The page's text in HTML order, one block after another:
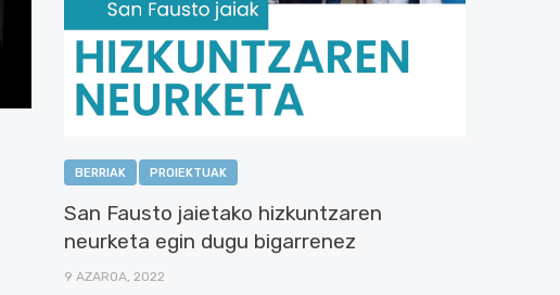
BERRIAK PROIEKTUAK
San Fausto jaietako hizkuntzaren
neurketa egin dugu bigarrenez
9 AZAROA, 2022